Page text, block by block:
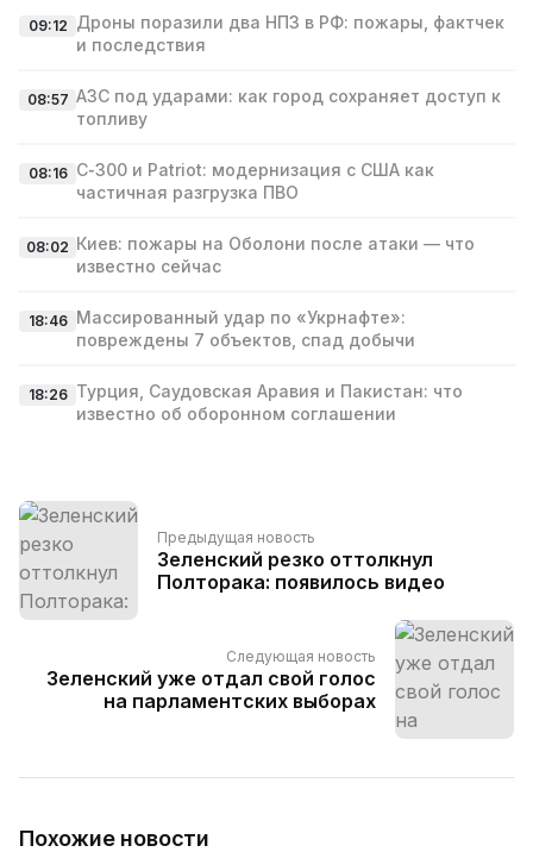
09:12 Дроны поразили два НПЗ в РФ: пожары, фактчек
и последствия
08:57 АЗС под ударами: как город сохраняет доступ к
топливу
08:16 С‑300 и Patriot: модернизация с США как
частичная разгрузка ПВО
08:02 Киев: пожары на Оболони после атаки — что
известно сейчас
18:46 Массированный удар по «Укрнафте»:
повреждены 7 объектов, спад добычи
18:26 Турция, Саудовская Аравия и Пакистан: что
известно об оборонном соглашении
Предыдущая новость
Зеленский резко оттолкнул
Полторака: появилось видео
Следующая новость
Зеленский уже отдал свой голос
на парламентских выборах
Похожие новости